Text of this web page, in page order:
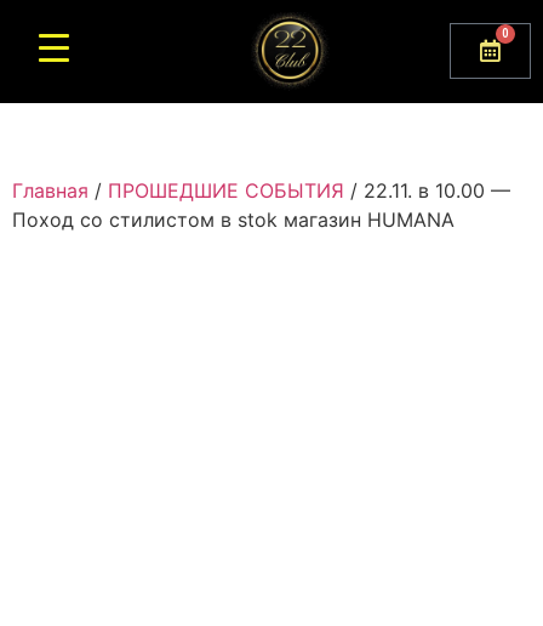
0
Главная / ПРОШЕДШИЕ СОБЫТИЯ / 22.11. в 10.00 —
Поход со стилистом в stok магазин HUMANA